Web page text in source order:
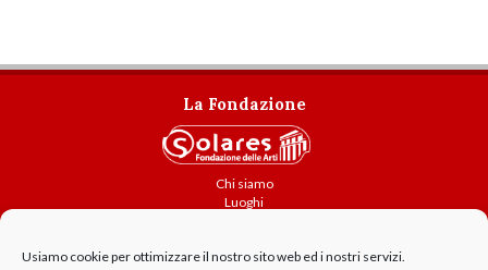
Usiamo cookie per ottimizzare il nostro sito web ed i nostri servizi.
La Fondazione
Chi siamo
Luoghi
Contatti